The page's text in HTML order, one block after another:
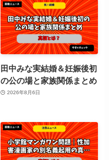
田中みな実結婚＆妊娠後初
の公の場と家族関係まとめ
2026年8月6日